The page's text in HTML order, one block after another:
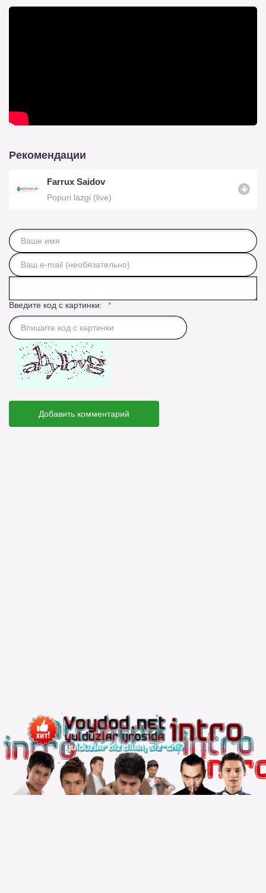
Рекомендации
Farrux Saidov
Popuri lazgi (live)
Введите код с картинки:
Добавить комментарий